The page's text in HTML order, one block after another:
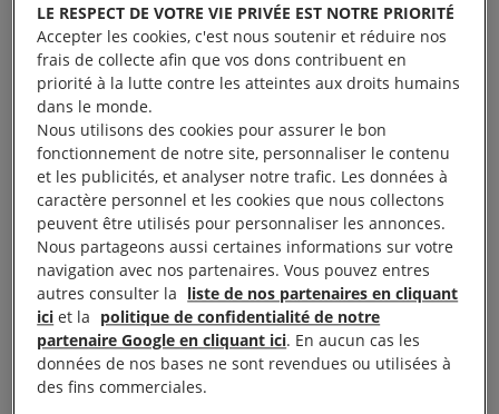
nous, nous allions vraiment nous sentir
complètement perdus. C’était sans compter sur le
bouche-à-oreille, la fidélité des habitués de ce
cinéma si dynamique et accueillant, et l’efficacité de
nos réseaux.
Finalement, ce sont 105 personnes qui ont assisté à
la projection du film de Waad al-Kateab et Edward
Watts. Anne-Marie a pris soin en introduction de
préciser les raisons pour lesquelles nous soutenons
ce film qui porte un témoignage fort sur la vie des
populations et des personnes engagées dans le
conflit syrien. Il convainc de la nécessité de protéger
LE RESPECT DE VOTRE VIE PRIVÉE EST NOTRE PRIORITÉ
Accepter les cookies, c'est nous soutenir et réduire nos
frais de collecte afin que vos dons contribuent en
priorité à la lutte contre les atteintes aux droits humains
dans le monde.
Nous utilisons des cookies pour assurer le bon
fonctionnement de notre site, personnaliser le contenu
et les publicités, et analyser notre trafic. Les données à
caractère personnel et les cookies que nous collectons
peuvent être utilisés pour personnaliser les annonces.
Nous partageons aussi certaines informations sur votre
navigation avec nos partenaires. Vous pouvez entres
autres consulter la liste de nos partenaires en cliquant
ici et la politique de confidentialité de notre
partenaire Google en cliquant ici. En aucun cas les
données de nos bases ne sont revendues ou utilisées à
des fins commerciales.